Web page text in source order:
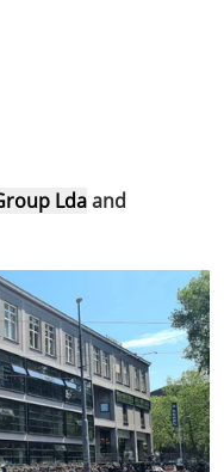
Ldaand